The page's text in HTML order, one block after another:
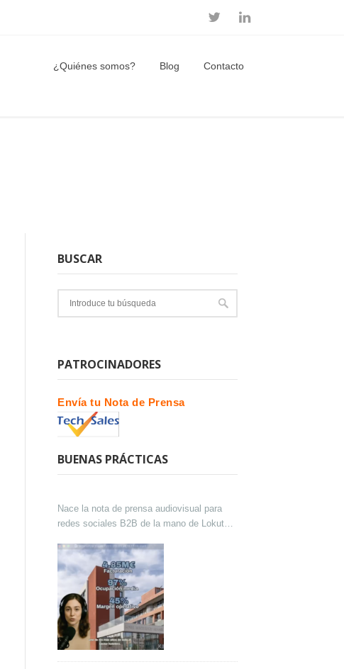
¿Quiénes somos? Blog Contacto
BUSCAR
PATROCINADORES
Envía tu Nota de Prensa
BUENAS PRÁCTICAS
Nace la nota de prensa audiovisual para
redes sociales B2B de la mano de Lokutor